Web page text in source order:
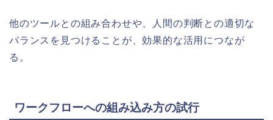
他のツールとの組み合わせや、人間の判断との適切な
バランスを見つけることが、効果的な活用につなが
る。
ワークフローへの組み込み方の試行